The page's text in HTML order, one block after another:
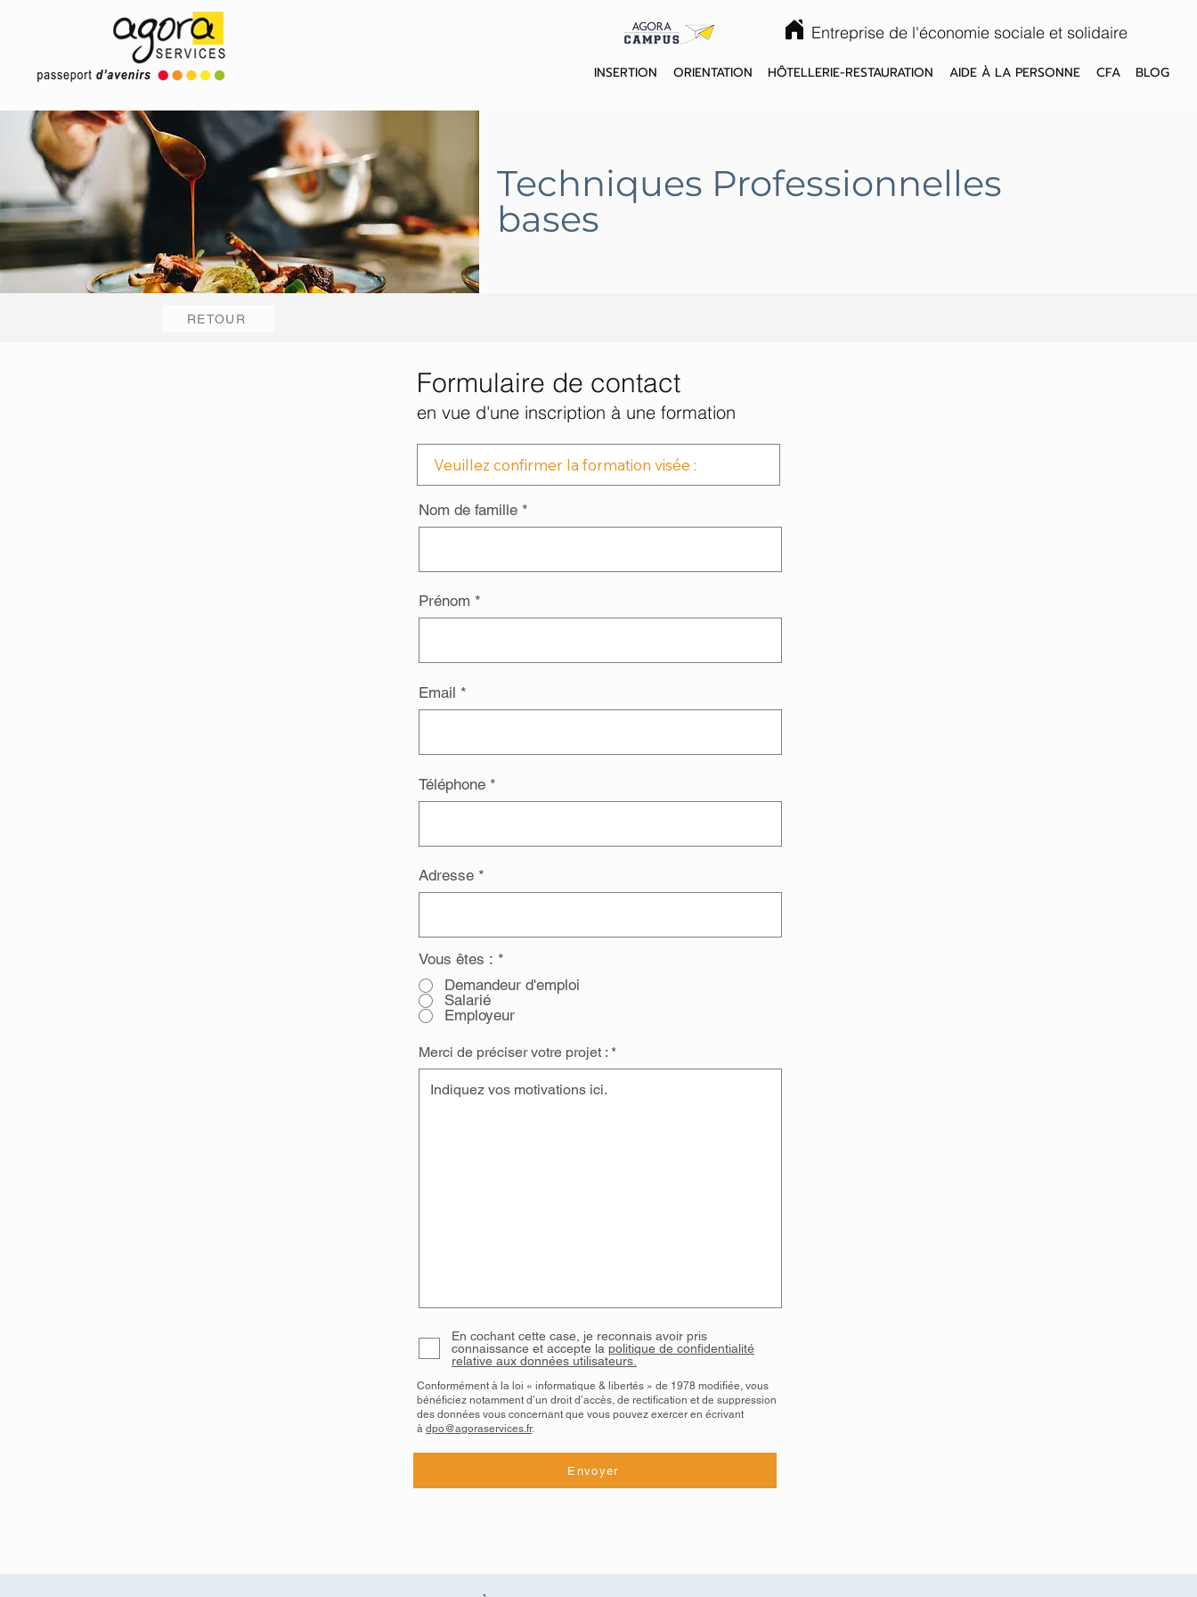
Entreprise de l'économie sociale et solidaire
INSERTION ORIENTATION HÔTELLERIE-RESTAURATION AIDE À LA PERSONNE CFA BLOG
Techniques Professionnelles
bases
RETOUR
Formulaire de contact
en vue d'une inscription à une formation
Nom de famille
Prénom
Email
Téléphone
Adresse
Vous êtes : *
Demandeur d'emploi
Salarié
Employeur
Merci de préciser votre projet :
En cochant cette case, je reconnais avoir pris
connaissance et accepte la politique de confidentialité
relative aux données utilisateurs.
Conformément à la loi « informatique & libertés » de 1978 modifiée, vous
bénéficiez notamment d’un droit d’accès, de rectification et de suppression
des données vous concernant que vous pouvez exercer en écrivant
à dpo@agoraservices.fr.
Envoyer